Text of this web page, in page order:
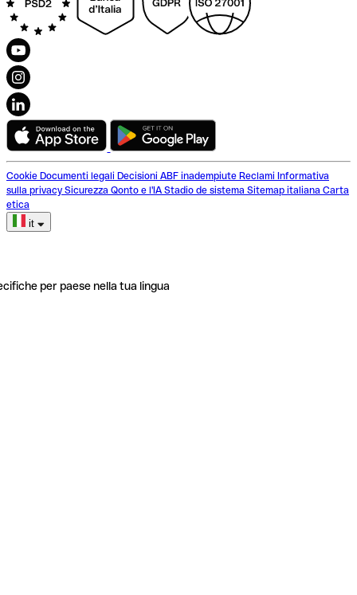
Cookie Documenti legali Decisioni ABF inadempiute Reclami Informativa
sulla privacy Sicurezza Qonto e l'IA Stadio de sistema Sitemap italiana Carta
etica
it
per paese nella tua lingua